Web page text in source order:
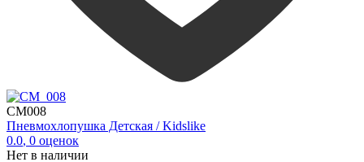
CM008
Пневмохлопушка Детская / Kidslike
0.0, 0 оценок
Нет в наличии